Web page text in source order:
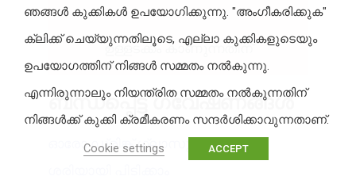
ഉള്ളടക്കം കാണുന്നതിന്
ബന്ധപ്പെട്ട ഗവേഷണങ്ങൾ
ഓരോ ഡ്രിങ്ക് ഗ്ലാസും എങ്ങനെ
ഞങ്ങൾ കുക്കികൾ ഉപയോഗിക്കുന്നു. "അംഗീകരിക്കുക"
ക്ലിക്ക് ചെയ്യുന്നതിലൂടെ, എല്ലാ കുക്കികളുടെയും
ഉപയോഗത്തിന് നിങ്ങൾ സമ്മതം നൽകുന്നു.
എന്നിരുന്നാലും നിയന്ത്രിത സമ്മതം നൽകുന്നതിന്
നിങ്ങൾക്ക് കുക്കി ക്രമീകരണം സന്ദർശിക്കാവുന്നതാണ്.
Cookie settings
ACCEPT